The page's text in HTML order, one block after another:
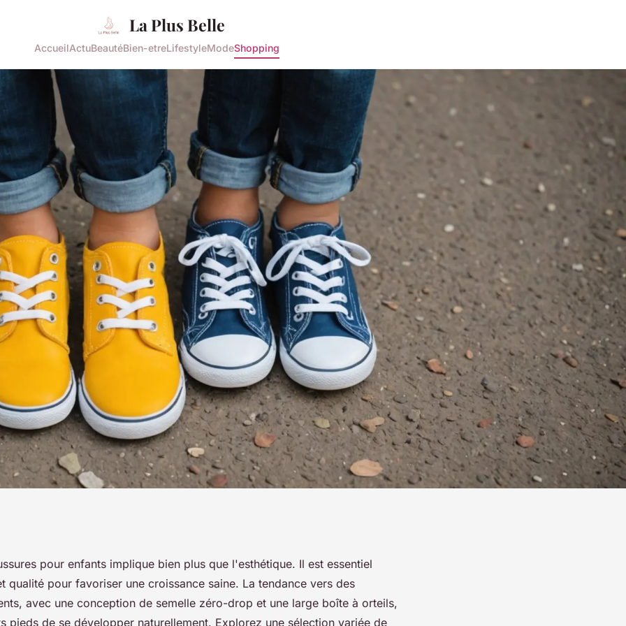
La Plus Belle
AccueilActuBeautéBien-etreLifestyleModeShopping
enfant
pour enfants implique bien plus que l'esthétique. Il est essentiel
qualité pour favoriser une croissance saine. La tendance vers des
avec une conception de semelle zéro-drop et une large boîte à orteils,
pieds de se développer naturellement. Explorez une sélection variée de